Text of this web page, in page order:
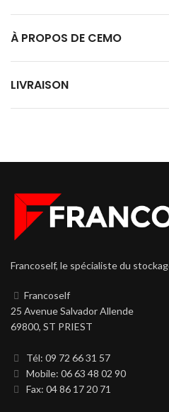
À PROPOS DE CEMO
LIVRAISON
Francoself, le spécialiste du
Francoself
25 Avenue Salvador Allende
69800, ST PRIEST
Tél: 09 72 66 31 57
Mobile: 06 63 48 02 90
Fax: 04 86 17 20 71